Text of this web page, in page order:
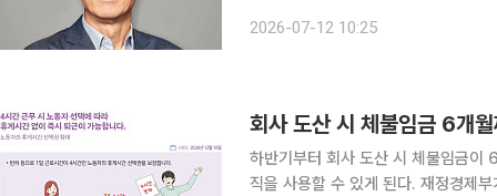
발전에 뚜렷한 공적을 세운 인물에게
2026-07-12 10:25
회사 도산 시 체불임금 6개
하반기부터 회사 도산 시 체불임금이
직을 사용할 수 있게 된다. 재정경제부가 30일 발간한 ‘2026년 하반기부터 이렇게 달라집니다’ 책